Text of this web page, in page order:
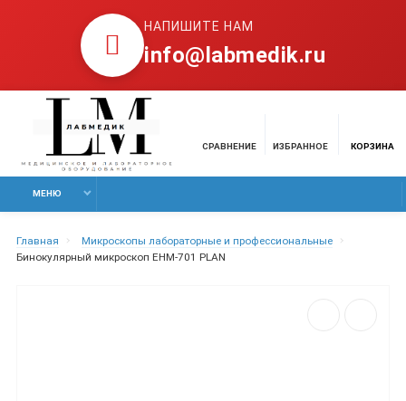
НАПИШИТЕ НАМ
info@labmedik.ru
СРАВНЕНИЕ ИЗБРАННОЕ КОРЗИНА
МЕНЮ
Главная
Микроскопы лабораторные и профессиональные
Бинокулярный микроскоп EHM-701 PLAN